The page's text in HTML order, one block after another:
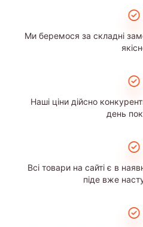
Ми беремося за складні
Наші ціни дійсно
день
Всі товари на сайті є в
піде вже